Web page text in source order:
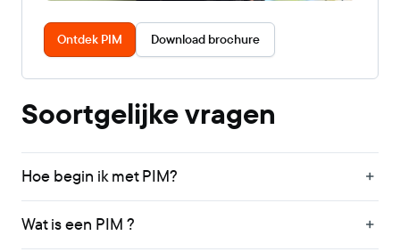
Ontdek PIM Download brochure
Soortgelijke vragen
Hoe begin ik met PIM?
Wat is een PIM ?